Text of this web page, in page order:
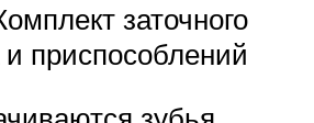
заточного
приспособлений